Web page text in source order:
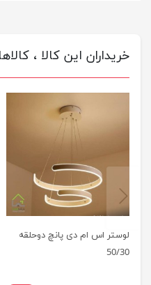
خریداران این کالا ،
لوستر اس ام دی پانچ دوحلقه
50/30
previus